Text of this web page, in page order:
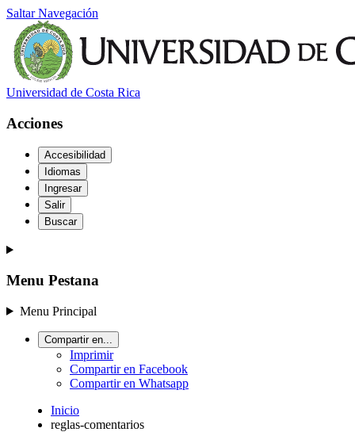
Saltar Navegación
Universidad de Costa Rica
Acciones
Accesibilidad
Idiomas
Ingresar
Salir
Buscar
Menu Pestana
Menu Principal
Compartir en...
Imprimir
Compartir en Facebook
Compartir en Whatsapp
Inicio
reglas-comentarios